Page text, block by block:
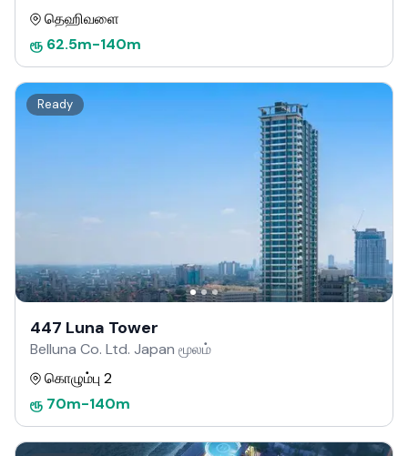
தெஹிவளை
ரூ 62.5m-140m
Ready
447 Luna Tower
Belluna Co. Ltd. Japan மூலம்
கொழும்பு 2
ரூ 70m-140m